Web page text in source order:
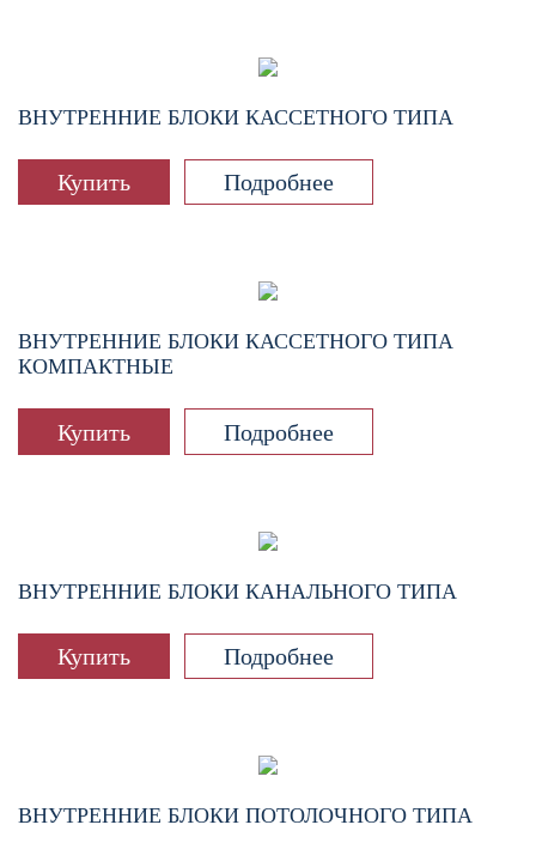
ВНУТРЕННИЕ БЛОКИ КАССЕТНОГО ТИПА
Купить Подробнее
ВНУТРЕННИЕ БЛОКИ КАССЕТНОГО ТИПА
КОМПАКТНЫЕ
Купить Подробнее
ВНУТРЕННИЕ БЛОКИ КАНАЛЬНОГО ТИПА
Купить Подробнее
ВНУТРЕННИЕ БЛОКИ ПОТОЛОЧНОГО ТИПА